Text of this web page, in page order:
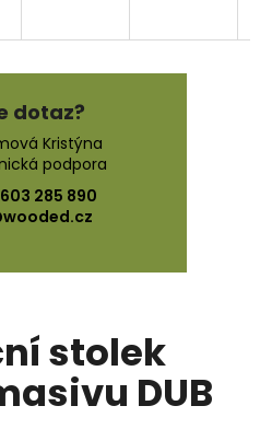
stolek
DUB
dotaz?
Kristýna
podpora
285 890